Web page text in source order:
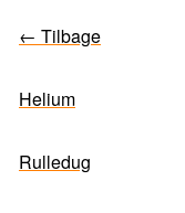
← Tilbage
Helium
Rulledug